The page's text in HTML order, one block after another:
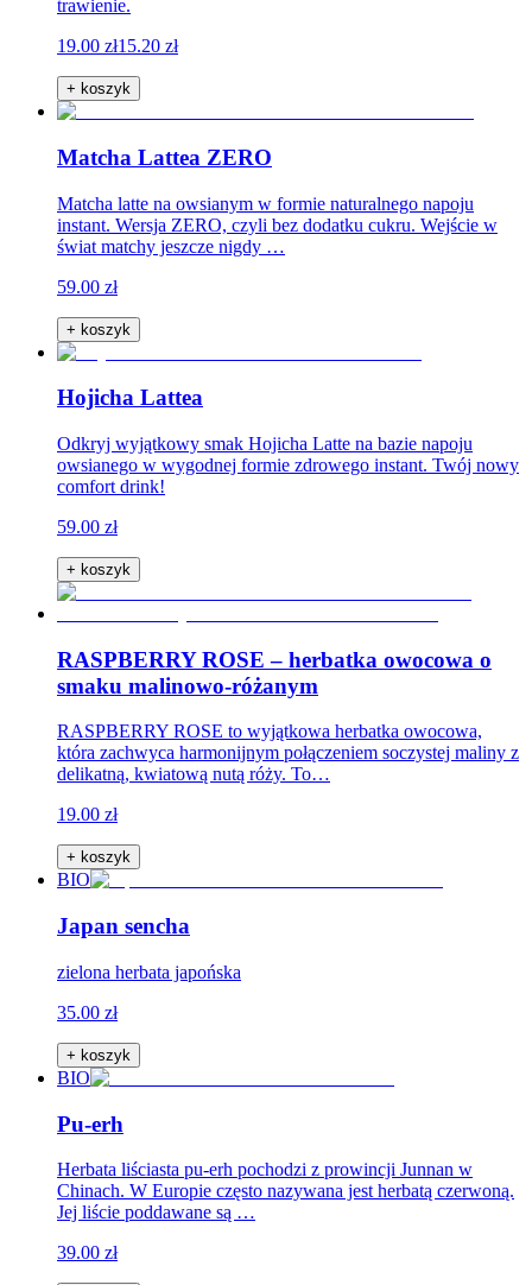
trawienie.
19.00 zł15.20 zł
+ koszyk
Matcha Lattea ZERO
Matcha latte na owsianym w formie naturalnego napoju
instant. Wersja ZERO, czyli bez dodatku cukru. Wejście w
świat matchy jeszcze nigdy …
59.00 zł
+ koszyk
Hojicha Lattea
Odkryj wyjątkowy smak Hojicha Latte na bazie napoju
owsianego w wygodnej formie zdrowego instant. Twój nowy
comfort drink!
59.00 zł
+ koszyk
RASPBERRY ROSE – herbatka owocowa o
smaku malinowo-różanym
RASPBERRY ROSE to wyjątkowa herbatka owocowa,
która zachwyca harmonijnym połączeniem soczystej maliny z
delikatną, kwiatową nutą róży. To…
19.00 zł
+ koszyk
BIO
Japan sencha
zielona herbata japońska
35.00 zł
+ koszyk
BIO
Pu-erh
Herbata liściasta pu-erh pochodzi z prowincji Junnan w
Chinach. W Europie często nazywana jest herbatą czerwoną.
Jej liście poddawane są …
39.00 zł